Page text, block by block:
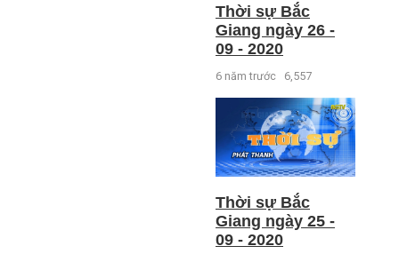
Thời sự Bắc
Giang ngày 26 -
09 - 2020
6 năm trước 6,557
Thời sự Bắc
Giang ngày 25 -
09 - 2020